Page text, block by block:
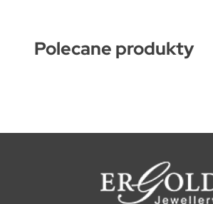
Polecane produkty